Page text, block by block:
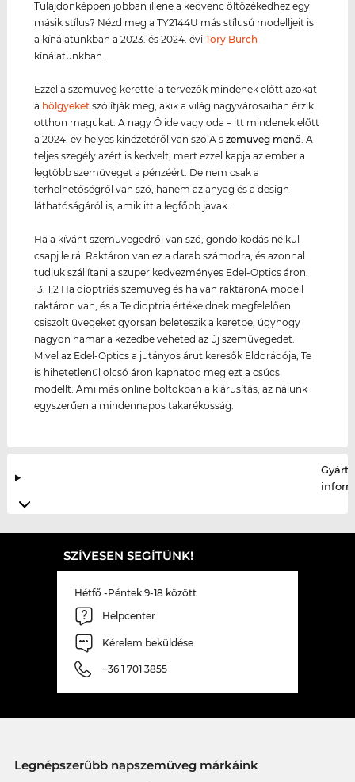
Tulajdonképpen jobban illene a kedvenc öltözékedhez egy
másik stílus? Nézd meg a TY2144U más stílusú modelljeit is
a kínálatunkban a 2023. és 2024. éviTory Burch
kínálatunkban.
Ezzel a szemüveg kerettel a tervezők mindenek előtt azokat
a hölgyeket szólítják meg, akik a világ nagyvárosaiban érzik
otthon magukat. A nagy Ő ide vagy oda – itt mindenek előtt
a 2024. év helyes kinézetéről van szó.A szemüveg menő . A
teljes szegély azért is kedvelt, mert ezzel kapja az ember a
legtöbb szemüveget a pénzéért. De nem csak a
terhelhetőségről van szó, hanem az anyag és a design
láthatóságáról is, amik itt a legfőbb javak.
Ha a kívánt szemüvegedről van szó, gondolkodás nélkül
csapj le rá. Raktáron van ez a darab számodra, és azonnal
tudjuk szállítani a szuper kedvezményes Edel-Optics áron.
13. 1.2 Ha dioptriás szemüveg és ha van raktáronA modell
raktáron van, és a Te dioptria értékeidnek megfelelően
csiszolt üvegeket gyorsan beleteszik a keretbe, úgyhogy
nagyon hamar a kezedbe veheted az új szemüvegedet.
Mivel az Edel-Optics a jutányos árut keresők Eldorádója, Te
is hihetetlenül olcsó áron kaphatod meg ezt a csúcs
modellt. Ami más online boltokban a kiárusítás, az nálunk
egyszerűen a mindennapos takarékosság.
SZÍVESEN SEGÍTÜNK!
Hétfő -Péntek 9-18 között
Helpcenter
Kérelem beküldése
+36 1 701 3855
Legnépszerűbb napszemüveg márkáink